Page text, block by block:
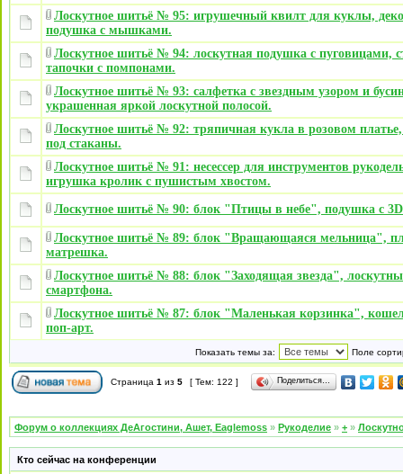
Лоскутное шитьё № 95: игрушечный квилт для куклы,
подушка с мышками.
Лоскутное шитьё № 94: лоскутная подушка с пуговицами,
тапочки с помпонами.
Лоскутное шитьё № 93: салфетка с звездным узором и
украшенная яркой лоскутной полосой.
Лоскутное шитьё № 92: тряпичная кукла в розовом
под стаканы.
Лоскутное шитьё № 91: несессер для инструментов
игрушка кролик с пушистым хвостом.
Лоскутное шитьё № 90: блок "Птицы в небе", подушка с
Лоскутное шитьё № 89: блок "Вращающаяся мельница",
матрешка.
Лоскутное шитьё № 88: блок "Заходящая звезда",
смартфона.
Лоскутное шитьё № 87: блок "Маленькая корзинка",
поп-арт.
Показать темы за: Поле
Страница 1 из 5 [ Тем: 122 ] Поделиться…
Форум о коллекциях ДеАгостини, Ашет, Eaglemoss » Рукоделие » + »
Кто сейчас на конференции